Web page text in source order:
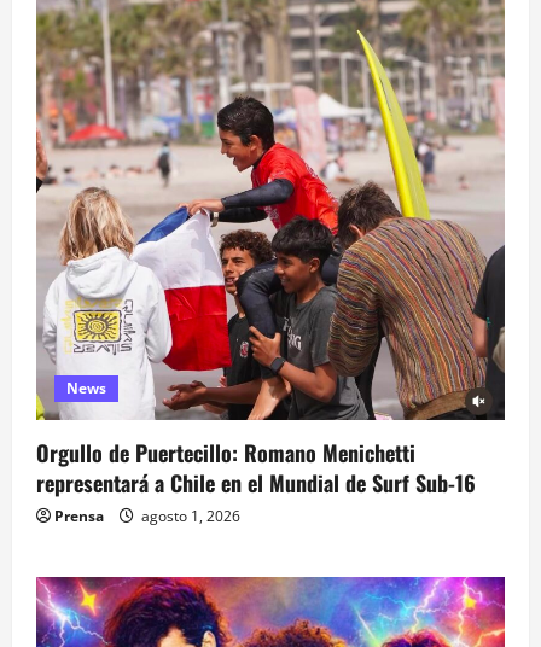
News
Orgullo de Puertecillo: Romano Menichetti
representará a Chile en el Mundial de Surf Sub-16
Prensa agosto 1, 2026